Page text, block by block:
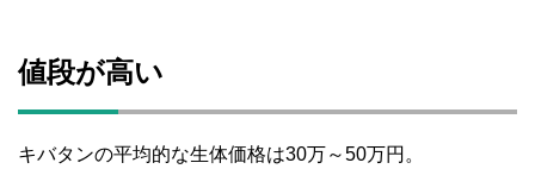
値段が高い
キバタンの平均的な生体価格は30万～50万円。